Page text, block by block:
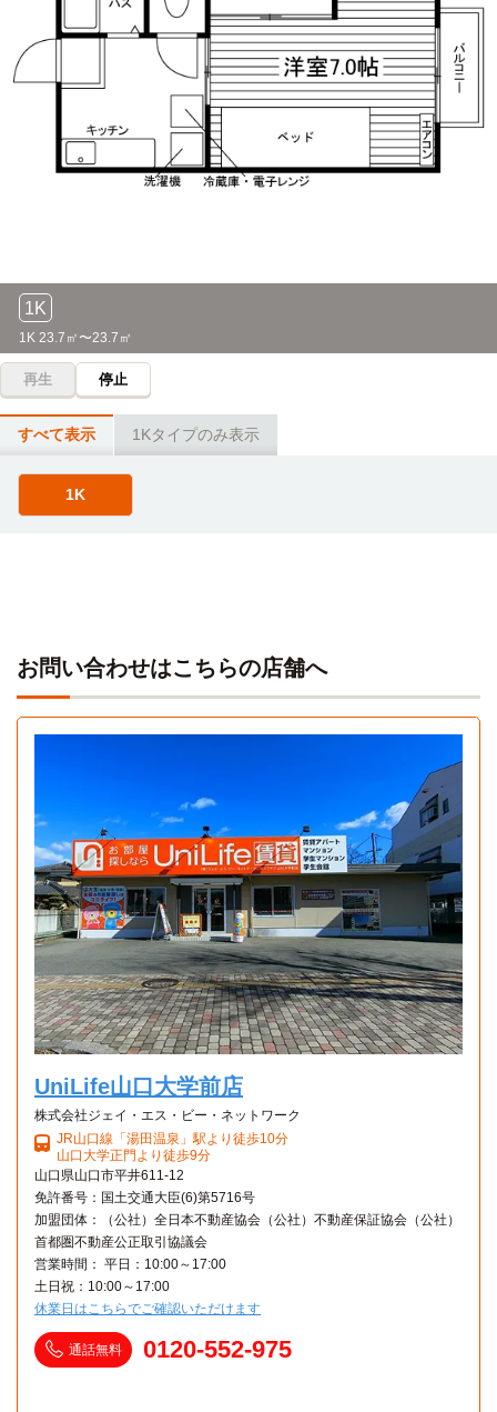
1K
1K 23.7㎡〜23.7㎡
1K 23.7㎡〜23.7㎡
再生 停止
すべて表示 1Kタイプのみ表示
1K
お問い合わせはこちらの店舗へ
UniLife山口大学前店
株式会社ジェイ・エス・ビー・ネットワーク
JR山口線「湯田温泉」駅より徒歩10分
山口大学正門より徒歩9分
山口県山口市平井611-12
免許番号：国土交通大臣(6)第5716号
加盟団体：（公社）全日本不動産協会（公社）不動産保証協会（公社）
首都圏不動産公正取引協議会
営業時間： 平日：10:00～17:00
土日祝：10:00～17:00
休業日はこちらでご確認いただけます
通話無料 0120-552-975